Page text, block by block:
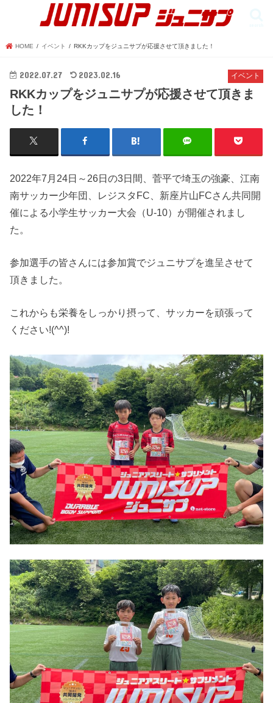
HOME イベント RKKカップをジュニサプが応援させて頂きました！
イベント
2022.07.27 2023.02.16
RKKカップをジュニサプが応援させて頂きま
した！
2022年7月24日～26日の3日間、菅平で埼玉の強豪、江南
南サッカー少年団、レジスタFC、新座片山FCさん共同開
催による小学生サッカー大会（U-10）が開催されまし
た。
参加選手の皆さんには参加賞でジュニサプを進呈させて
頂きました。
これからも栄養をしっかり摂って、サッカーを頑張って
ください!(^^)!